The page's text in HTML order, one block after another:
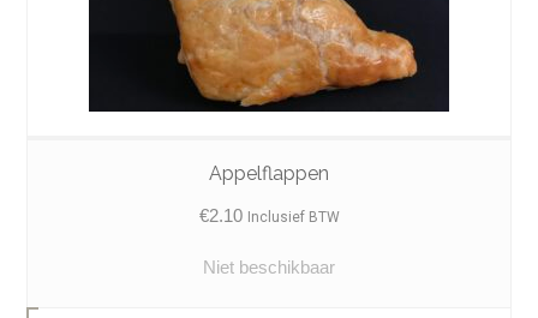
Appelflappen
€2.10 Inclusief BTW
Niet beschikbaar